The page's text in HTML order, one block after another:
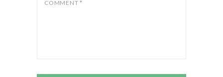
web în acest navigator pentru data
COMMENT *